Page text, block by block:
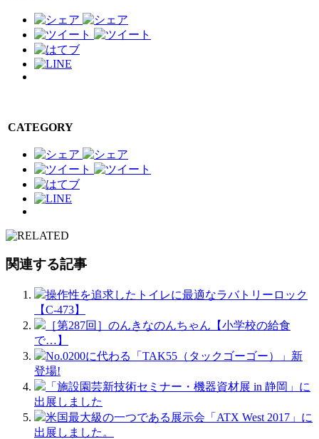
CATEGORY
関連する記事
操作性を追求したトイレに最適なラバトリーロック
【C-473】
［第287回］のんきなのんちゃん【小学校の給食
で…】
No.0200に代わる「TAK55（タックゴーゴー）」新
登場!
「施設園芸新技術セミナー・機器資材展 in 静岡」に
出展しました
米国最大級の一つである展示会「ATX West 2017」に
出展しました。